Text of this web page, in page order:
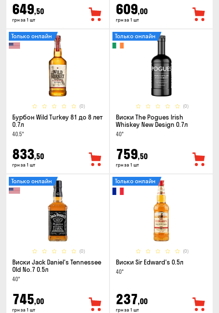
649,50
грн за 1 шт
609,00
грн за 1 шт
(0)
Только онлайн
Бурбон Wild Turkey 81 до 8 лет
0.7л
40.5°
833,50
грн за 1 шт
(0)
Только онлайн
Виски The Pogues Irish
Whiskey New Design 0.7л
40°
759,50
грн за 1 шт
(0)
Только онлайн
Виски Jack Daniel's Tennessee
Old No.7 0.5л
40°
745,00
грн за 1 шт
(0)
Только онлайн
Виски Sir Edward's 0.5л
40°
237,00
грн за 1 шт